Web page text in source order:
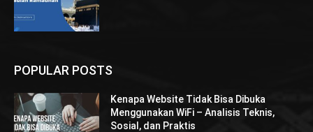
POPULAR POSTS
Kenapa Website Tidak Bisa Dibuka
Menggunakan WiFi – Analisis Teknis,
Sosial, dan Praktis